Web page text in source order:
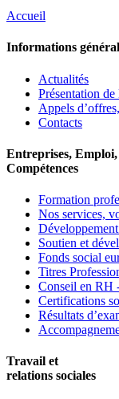
Accueil
Informations
Actualités
Présentation
Appels
Contacts
Entreprises, Emploi,
Compétences
Formation
Nos services,
Soutien et
Fonds social
Titres
Conseil en RH
Certifications
Résultats
Travail et
relations sociales